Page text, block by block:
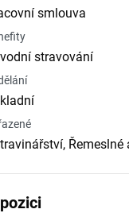
smlouva
stravování